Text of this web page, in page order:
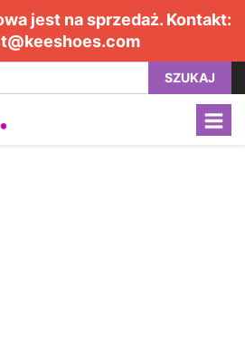
jest na sprzedaż. Kontakt:
SZUKAJ